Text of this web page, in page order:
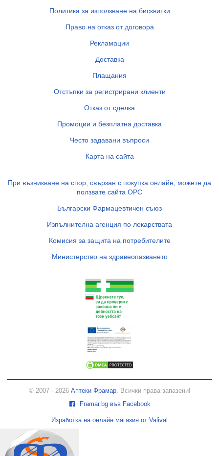
Политика за използване на бисквитки
Право на отказ от договора
Рекламации
Доставка
Плащания
Отстъпки за регистрирани клиенти
Отказ от сделка
Промоции и безплатна доставка
Често задавани въпроси
Карта на сайта
При възникване на спор, свързан с покупка онлайн, можете да
ползвате сайта ОРС
Български Фармацевтичен съюз
Изпълнителна агенция по лекарствата
Комисия за защита на потребителите
Министерство на здравеопазването
© 2007 - 2026 Аптеки Фрамар. Всички права запазени!
Framar.bg във Facebook
Изработка на онлайн магазин от Valival